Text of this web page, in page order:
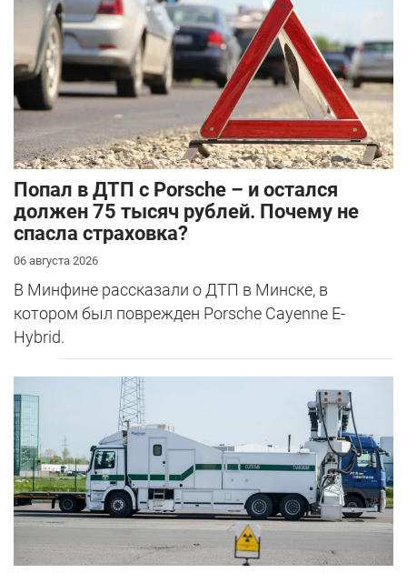
​Попал в ДТП с Porsche – и остался
должен 75 тысяч рублей. Почему не
спасла страховка?
06 августа 2026
В Минфине рассказали о ДТП в Минске, в
котором был поврежден Porsche Cayenne E-
Hybrid.